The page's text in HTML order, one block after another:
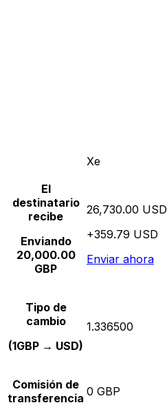
Xe
El
destinatario
recibe
Enviando
20,000.00
GBP
26,730.00 USD
+359.79 USD
Enviar ahora
Tipo de
cambio
(1GBP → USD)
1.336500
Comisión de
transferencia 0 GBP